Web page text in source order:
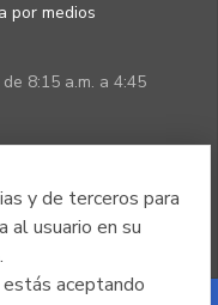
y de terceros para
al usuario en su
aceptando
por medios
8:15 a.m. a 4:45